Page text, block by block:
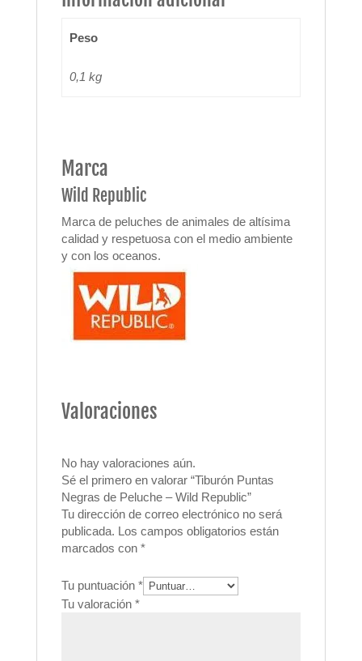
Peso
0,1 kg
Marca
Wild Republic
Marca de peluches de animales de altísima
calidad y respetuosa con el medio ambiente
y con los oceanos.
Valoraciones
No hay valoraciones aún.
Sé el primero en valorar “Tiburón Puntas
Negras de Peluche – Wild Republic”
Tu dirección de correo electrónico no será
publicada. Los campos obligatorios están
marcados con *
Tu puntuación *
Tu valoración *